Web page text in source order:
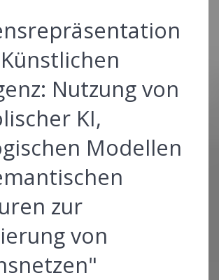
Nutzung von
KI,
Modellen
zur
von